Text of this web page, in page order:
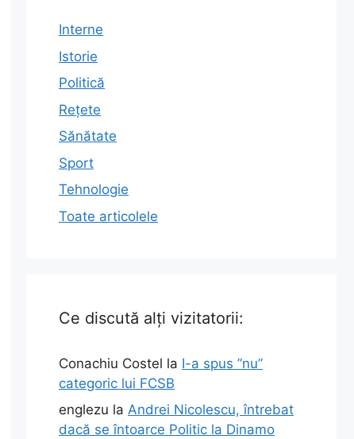
Interne
Istorie
Politică
Rețete
Sănătate
Sport
Tehnologie
Toate articolele
Ce discută alți vizitatorii:
Conachiu Costel la I-a spus ”nu”
categoric lui FCSB
englezu la Andrei Nicolescu, întrebat
dacă se întoarce Politic la Dinamo